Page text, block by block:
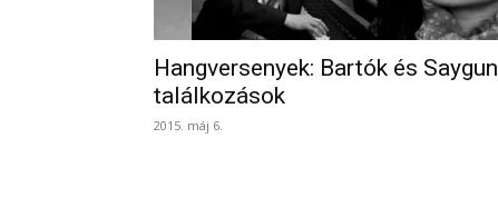
Hangversenyek: Bartók és Saygun
találkozások
2015. máj 6.